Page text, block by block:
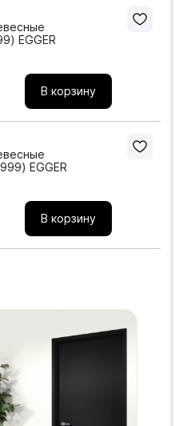
EGGER
В корзину
EGGER
В корзину